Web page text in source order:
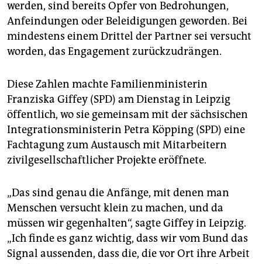
genossenschaft
epaper login
werden, sind bereits Opfer von Bedrohungen,
Anfeindungen oder Beleidigungen geworden. Bei
mindestens einem Drittel der Partner sei versucht
worden, das Engagement zurückzudrängen.
Diese Zahlen machte Familienministerin
Franziska Giffey (SPD) am Dienstag in Leipzig
öffentlich, wo sie gemeinsam mit der sächsischen
Integrationsministerin Petra Köpping (SPD) eine
Fachtagung zum Austausch mit Mitarbeitern
zivilgesellschaftlicher Projekte eröffnete.
„Das sind genau die Anfänge, mit denen man
Menschen versucht klein zu machen, und da
müssen wir gegenhalten“, sagte Giffey in Leipzig.
„Ich finde es ganz wichtig, dass wir vom Bund das
Signal aussenden, dass die, die vor Ort ihre Arbeit